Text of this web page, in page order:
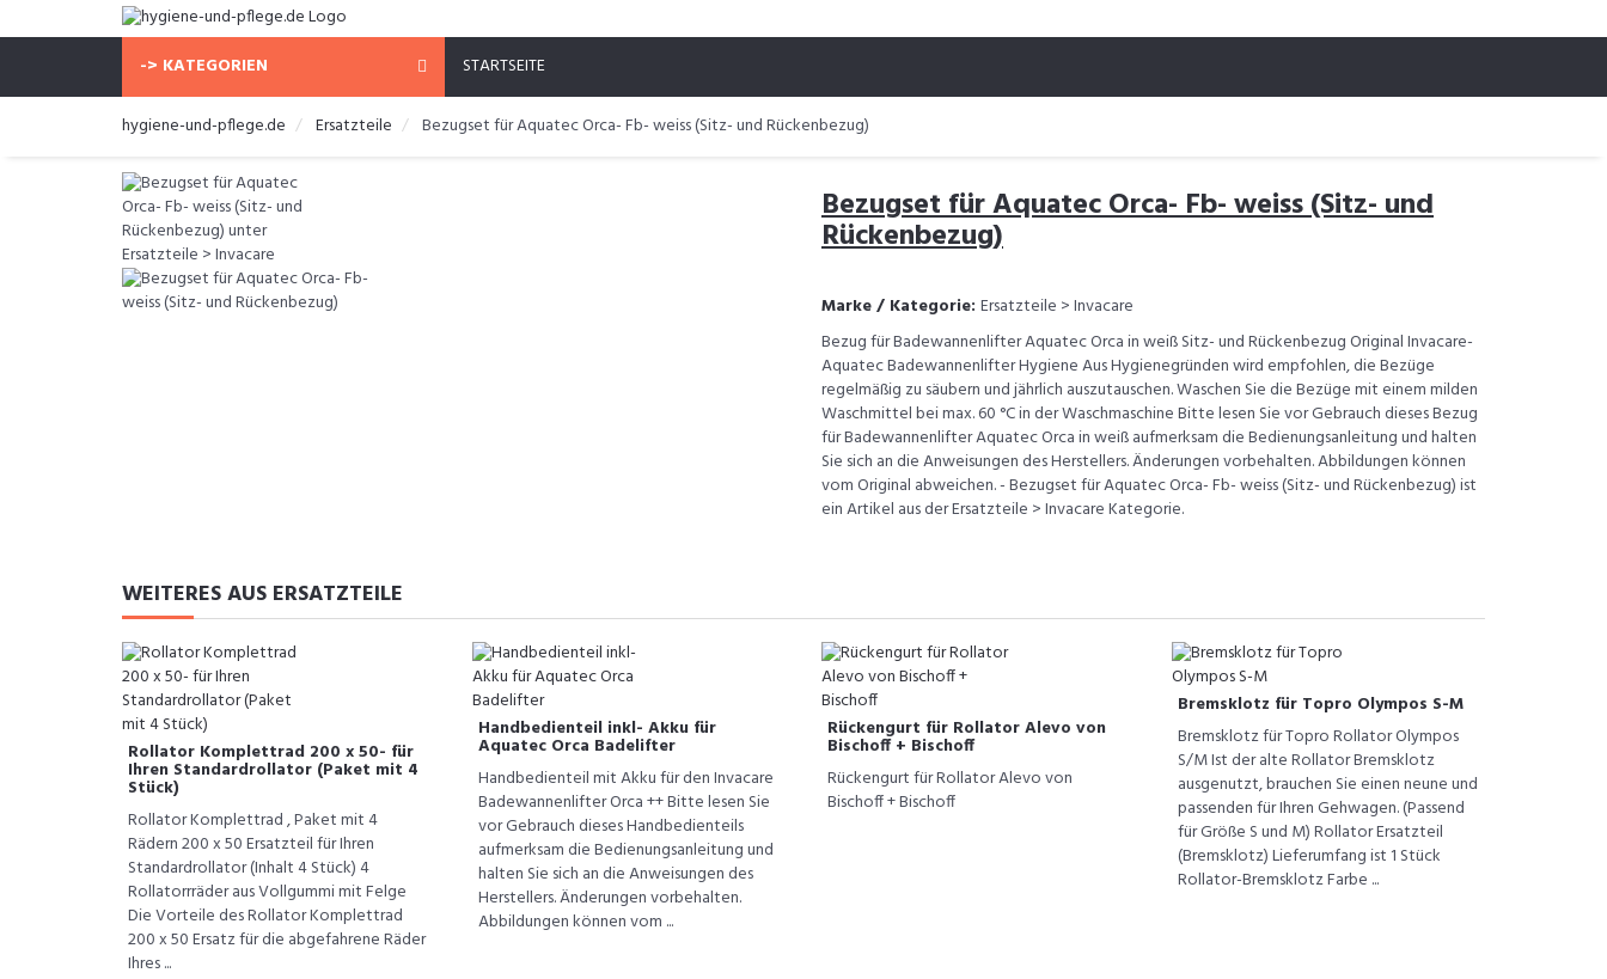
-> KATEGORIEN STARTSEITE
hygiene-und-pflege.de Ersatzteile Bezugset für Aquatec Orca- Fb- weiss (Sitz- und Rückenbezug)
Bezugset für Aquatec Orca- Fb- weiss (Sitz- und
Rückenbezug)
Marke / Kategorie: Ersatzteile > Invacare
Bezug für Badewannenlifter Aquatec Orca in weiß Sitz- und Rückenbezug Original Invacare-
Aquatec Badewannenlifter Hygiene Aus Hygienegründen wird empfohlen, die Bezüge
regelmäßig zu säubern und jährlich auszutauschen. Waschen Sie die Bezüge mit einem milden
Waschmittel bei max. 60 °C in der Waschmaschine Bitte lesen Sie vor Gebrauch dieses Bezug
für Badewannenlifter Aquatec Orca in weiß aufmerksam die Bedienungsanleitung und halten
Sie sich an die Anweisungen des Herstellers. Änderungen vorbehalten. Abbildungen können
vom Original abweichen. - Bezugset für Aquatec Orca- Fb- weiss (Sitz- und Rückenbezug) ist
ein Artikel aus der Ersatzteile > Invacare Kategorie.
WEITERES AUS ERSATZTEILE
Rollator Komplettrad 200 x 50- für
Ihren Standardrollator (Paket mit 4
Stück)
Rollator Komplettrad , Paket mit 4
Rädern 200 x 50 Ersatzteil für Ihren
Standardrollator (Inhalt 4 Stück) 4
Rollatorrräder aus Vollgummi mit Felge
Die Vorteile des Rollator Komplettrad
200 x 50 Ersatz für die abgefahrene Räder
Ihres ...
Handbedienteil inkl- Akku für
Aquatec Orca Badelifter
Handbedienteil mit Akku für den Invacare
Badewannenlifter Orca ++ Bitte lesen Sie
vor Gebrauch dieses Handbedienteils
aufmerksam die Bedienungsanleitung und
halten Sie sich an die Anweisungen des
Herstellers. Änderungen vorbehalten.
Abbildungen können vom ...
Rückengurt für Rollator Alevo von
Bischoff + Bischoff
Rückengurt für Rollator Alevo von
Bischoff + Bischoff
Bremsklotz für Topro Olympos S-M
Bremsklotz für Topro Rollator Olympos
S/M Ist der alte Rollator Bremsklotz
ausgenutzt, brauchen Sie einen neune und
passenden für Ihren Gehwagen. (Passend
für Größe S und M) Rollator Ersatzteil
(Bremsklotz) Lieferumfang ist 1 Stück
Rollator-Bremsklotz Farbe ...